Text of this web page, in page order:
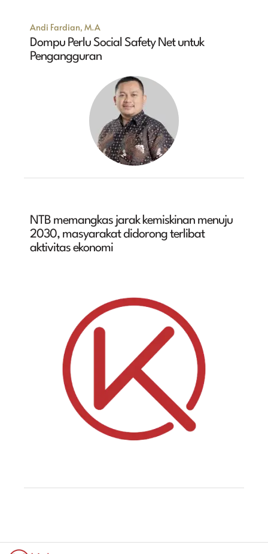
Andi Fardian, M.A
Dompu Perlu Social Safety Net untuk
Pengangguran
NTB memangkas jarak kemiskinan menuju
2030, masyarakat didorong terlibat
aktivitas ekonomi